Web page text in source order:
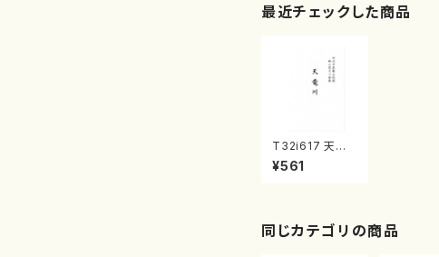
最近チェックした商品
T32i617 天竜
川（かわむら た
いざん/楽譜）都
¥561
同じカテゴリの商品